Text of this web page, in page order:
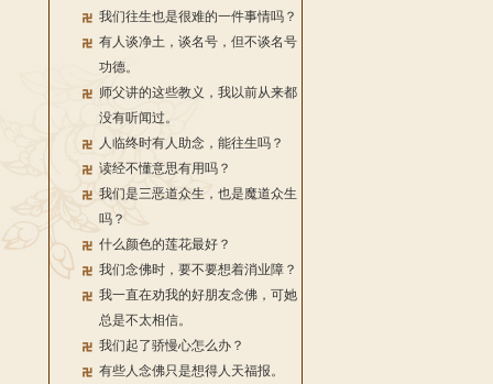
我们往生也是很难的一件事情吗？
有人谈净土，谈名号，但不谈名号
功德。
师父讲的这些教义，我以前从来都
没有听闻过。
人临终时有人助念，能往生吗？
读经不懂意思有用吗？
我们是三恶道众生，也是魔道众生
吗？
什么颜色的莲花最好？
我们念佛时，要不要想着消业障？
我一直在劝我的好朋友念佛，可她
总是不太相信。
我们起了骄慢心怎么办？
有些人念佛只是想得人天福报。